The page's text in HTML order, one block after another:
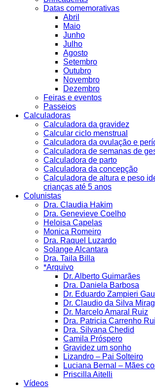
Datas comemorativas
Abril
Maio
Junho
Julho
Agosto
Setembro
Outubro
Novembro
Dezembro
Feiras e eventos
Passeios
Calculadoras
Calculadora da gravidez
Calcular ciclo menstrual
Calculadora da ovulação e
Calculadora de semanas de
Calculadora de parto
Calculadora da concepção
Calculadora de altura e peso
crianças até 5 anos
Colunistas
Dra. Claudia Hakim
Dra. Genevieve Coelho
Heloisa Capelas
Monica Romeiro
Dra. Raquel Luzardo
Solange Alcantara
Dra. Taila Billa
*Arquivo
Dr. Alberto Guimarães
Dra. Daniela Barbosa
Dr. Eduardo Zampieri
Dr. Claudio da Silva
Dr. Marcelo Amaral Ruiz
Dra. Patricia Carrenho
Dra. Silvana Chedid
Camila Próspero
Gravidez um sonho
Lizandro – Pai Solteiro
Luciana Bernal – Mães
Priscilla Aitelli
Vídeos